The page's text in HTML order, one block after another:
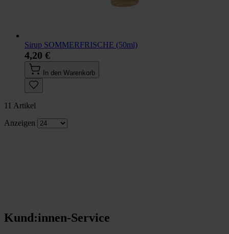
Sirup SOMMERFRISCHE (50ml)
4,20 €
In den Warenkorb
11 Artikel
Anzeigen
Kund:innen-Service